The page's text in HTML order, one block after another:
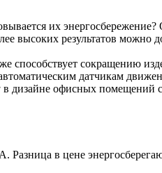
их энергосбережение?
высоких результатов можно
способствует сокращению
датчикам
дизайне офисных помещений
Разница в цене